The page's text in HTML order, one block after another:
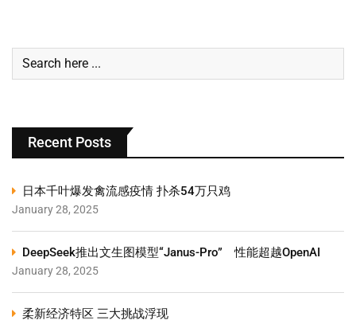
Recent Posts
日本千叶爆发禽流感疫情 扑杀54万只鸡
January 28, 2025
DeepSeek推出文生图模型“Janus-Pro” 性能超越OpenAI
January 28, 2025
柔新经济特区 三大挑战浮现